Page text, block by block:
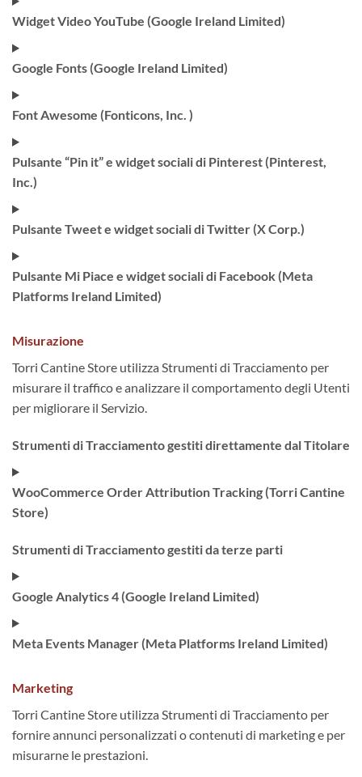
Widget Video YouTube (Google Ireland Limited)
Google Fonts (Google Ireland Limited)
Font Awesome (Fonticons, Inc. )
Pulsante “Pin it” e widget sociali di Pinterest (Pinterest,
Inc.)
Pulsante Tweet e widget sociali di Twitter (X Corp.)
Pulsante Mi Piace e widget sociali di Facebook (Meta
Platforms Ireland Limited)
Misurazione
Torri Cantine Store utilizza Strumenti di Tracciamento per
misurare il traffico e analizzare il comportamento degli Utenti
per migliorare il Servizio.
Strumenti di Tracciamento gestiti direttamente dal Titolare
WooCommerce Order Attribution Tracking (Torri Cantine
Store)
Strumenti di Tracciamento gestiti da terze parti
Google Analytics 4 (Google Ireland Limited)
Meta Events Manager (Meta Platforms Ireland Limited)
Marketing
Torri Cantine Store utilizza Strumenti di Tracciamento per
fornire annunci personalizzati o contenuti di marketing e per
misurarne le prestazioni.